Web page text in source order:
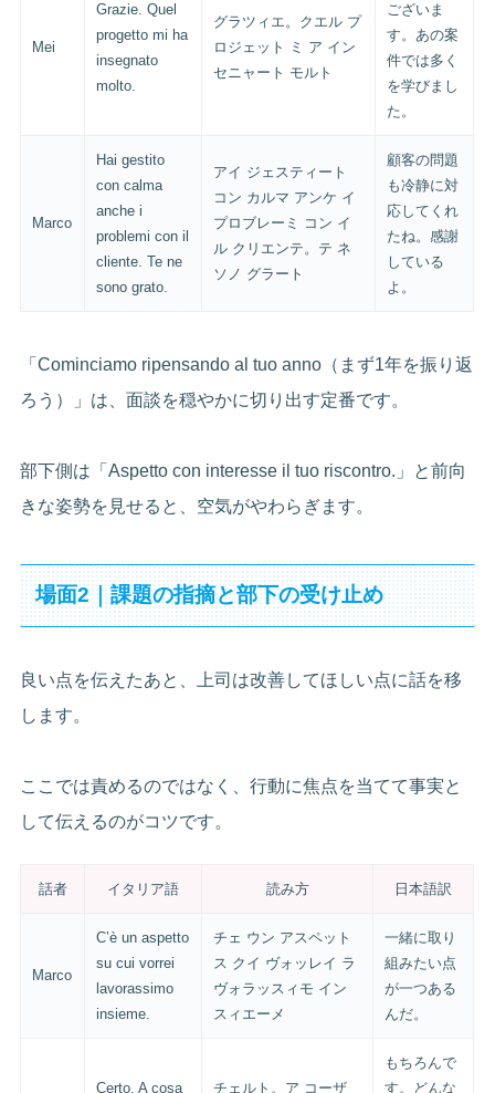
Mei
Grazie. Quel
progetto mi ha
insegnato
molto.
グラツィエ。クエル プ
ロジェット ミ ア イン
セニャート モルト
ございま
す。あの案
件では多く
を学びまし
た。
Marco
Hai gestito
con calma
anche i
problemi con il
cliente. Te ne
sono grato.
アイ ジェスティート
コン カルマ アンケ イ
プロブレーミ コン イ
ル クリエンテ。テ ネ
ソノ グラート
顧客の問題
も冷静に対
応してくれ
たね。感謝
している
よ。
「Cominciamo ripensando al tuo anno（まず1年を振り返
ろう）」は、面談を穏やかに切り出す定番です。
部下側は「Aspetto con interesse il tuo riscontro.」と前向
きな姿勢を見せると、空気がやわらぎます。
場面2｜課題の指摘と部下の受け止め
良い点を伝えたあと、上司は改善してほしい点に話を移
します。
ここでは責めるのではなく、行動に焦点を当てて事実と
して伝えるのがコツです。
話者 イタリア語 読み方 日本語訳
Marco
C’è un aspetto
su cui vorrei
lavorassimo
insieme.
チェ ウン アスペット
ス クイ ヴォッレイ ラ
ヴォラッスィモ イン
スィエーメ
一緒に取り
組みたい点
が一つある
んだ。
Certo. A cosa チェルト。ア コーザ
もちろんで
す。どんな